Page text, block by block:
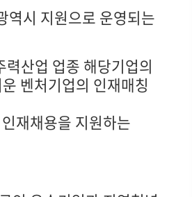
역시 지원으로 운영되는
산업 업종 해당기업의
벤처기업의 인재매칭
재채용을 지원하는